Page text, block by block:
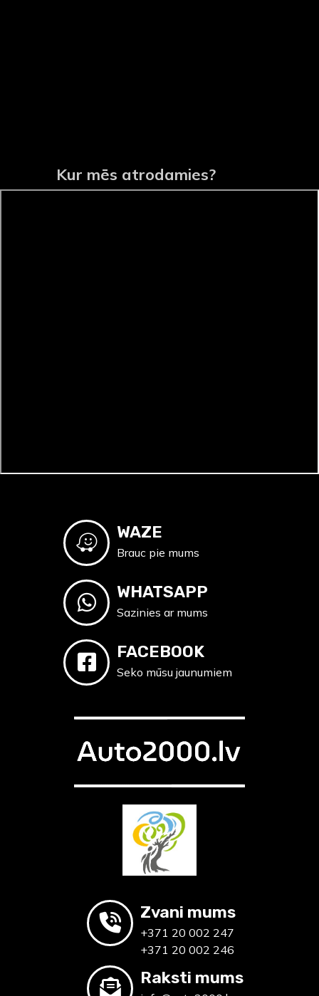
Kur mēs atrodamies?
WAZE
Brauc pie mums
WHATSAPP
Sazinies ar mums
FACEBOOK
Seko mūsu jaunumiem
Zvani mums
+371 20 002 247
+371 20 002 246
Raksti mums